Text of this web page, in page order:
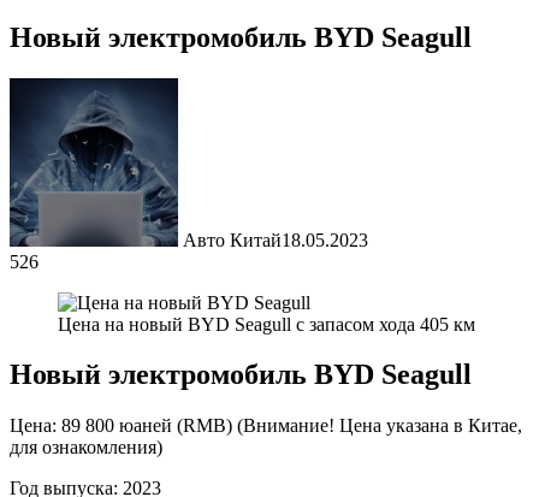
Новый электромобиль BYD Seagull
Авто Китай18.05.2023
526
Цена на новый BYD Seagull с запасом хода 405 км
Новый электромобиль BYD Seagull
Цена: 89 800 юаней (RMB) (Внимание! Цена указана в Китае,
для ознакомления)
Год выпуска: 2023